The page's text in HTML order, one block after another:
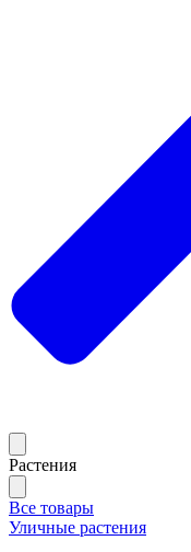
Растения
Все товары
Уличные растения